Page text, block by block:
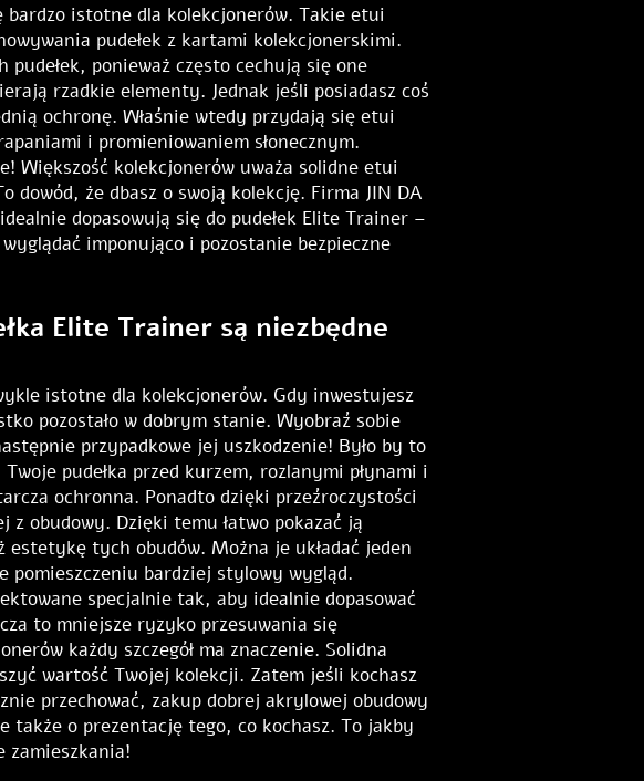
istotne dla kolekcjonerów. Takie etui
pudełek z kartami kolekcjonerskimi.
ponieważ często cechują się one
rzadkie elementy. Jednak jeśli posiadasz coś
ochronę. Właśnie wtedy przydają się etui
i promieniowaniem słonecznym.
Większość kolekcjonerów uważa solidne etui
dowód, że dbasz o swoją kolekcję. Firma JIN DA
dopasowują się do pudełek Elite Trainer –
imponująco i pozostanie bezpieczne
Elite Trainer są niezbędne
istotne dla kolekcjonerów. Gdy inwestujesz
pozostało w dobrym stanie. Wyobraź sobie
przypadkowe jej uszkodzenie! Było by to
pudełka przed kurzem, rozlanymi płynami i
ochronna. Ponadto dzięki przeźroczystości
obudowy. Dzięki temu łatwo pokazać ją
tych obudów. Można je układać jeden
pomieszczeniu bardziej stylowy wygląd.
specjalnie tak, aby idealnie dopasować
to mniejsze ryzyko przesuwania się
każdy szczegół ma znaczenie. Solidna
wartość Twojej kolekcji. Zatem jeśli kochasz
przechować, zakup dobrej akrylowej obudowy
o prezentację tego, co kochasz. To jakby
zamieszkania!